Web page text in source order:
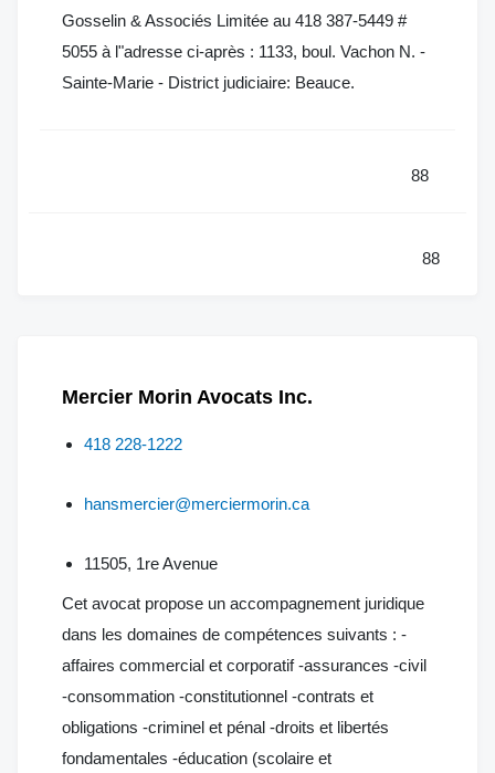
Gosselin & Associés Limitée au 418 387-5449 #
5055 à l"adresse ci-après : 1133, boul. Vachon N. -
Sainte-Marie - District judiciaire: Beauce.
88
88
Mercier Morin Avocats Inc.
418 228-1222
hansmercier@merciermorin.ca
11505, 1re Avenue
Cet avocat propose un accompagnement juridique
dans les domaines de compétences suivants : -
affaires commercial et corporatif -assurances -civil
-consommation -constitutionnel -contrats et
obligations -criminel et pénal -droits et libertés
fondamentales -éducation (scolaire et